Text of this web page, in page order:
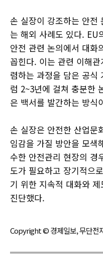
손 실장이 강조하는 안전
는 해외 사례도 있다.
안전 관련 논의에서 대화
꼽힌다. 이는 관련 이해
렴하는 과정을 담은 공
럼 2~3년에 걸쳐 충분한
은 백서를 발간하는 방식
손 실장은 안전한 산업문
임감을 가질 방안을 모색
수한 안전관리 현장의 경
도가 필요하고 장기적으
기 위한 지속적 대화와
진단했다.
Copyright © 경제일보, 무단전